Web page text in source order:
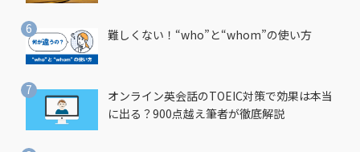
難しくない！“who”と“whom”の使い方
オンライン英会話のTOEIC対策で効果は本当
に出る？900点越え筆者が徹底解説